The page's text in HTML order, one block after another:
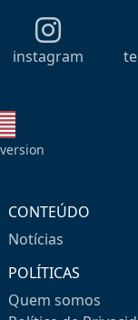
instagram
CONTEÚDO
Notícias
POLÍTICAS
Quem somos